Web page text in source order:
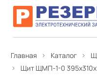
Главная Каталог
Щит ЩМП-1-0